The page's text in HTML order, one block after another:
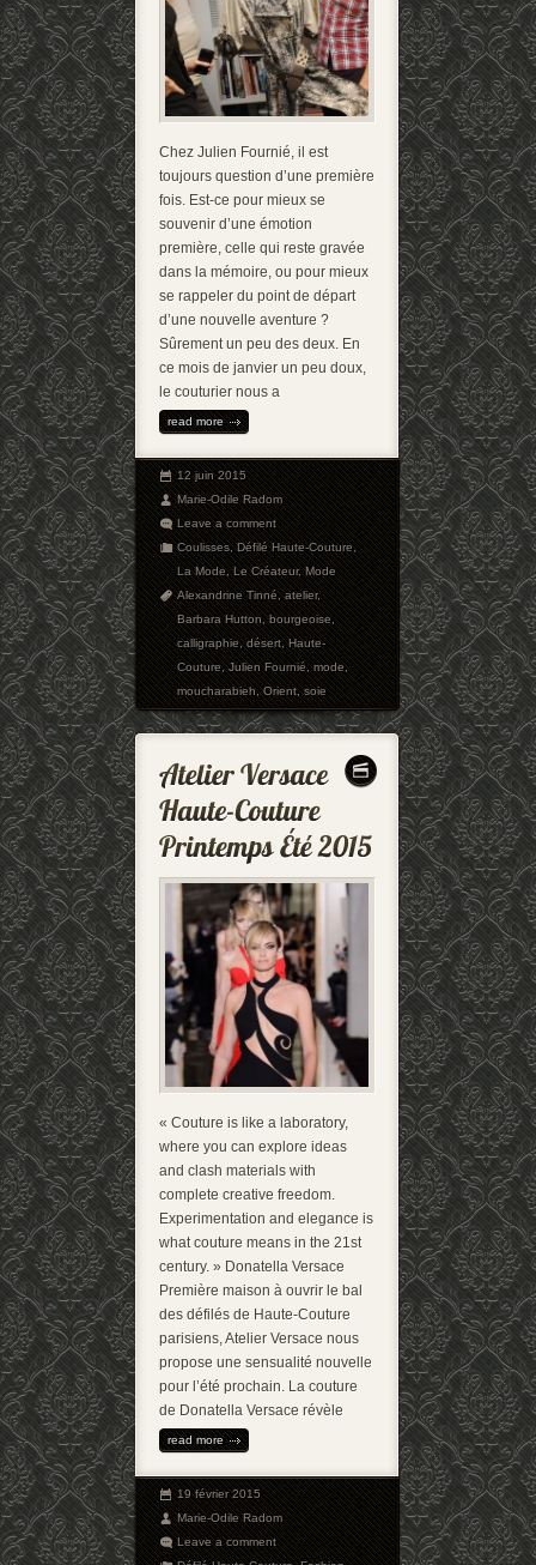
Chez Julien Fournié, il est
toujours question d’une première
fois. Est-ce pour mieux se
souvenir d’une émotion
première, celle qui reste gravée
dans la mémoire, ou pour mieux
se rappeler du point de départ
d’une nouvelle aventure ?
Sûrement un peu des deux. En
ce mois de janvier un peu doux,
le couturier nous a
read more
12 juin 2015
Marie-Odile Radom
Leave a comment
Coulisses,Défilé Haute-Couture,
La Mode,Le Créateur,Mode
Alexandrine Tinné,atelier,
Barbara Hutton,bourgeoise,
calligraphie,désert,Haute-
Couture,Julien Fournié,mode,
moucharabieh,Orient,soie
« Couture is like a laboratory,
where you can explore ideas
and clash materials with
complete creative freedom.
Experimentation and elegance is
what couture means in the 21st
century. » Donatella Versace
Première maison à ouvrir le bal
des défilés de Haute-Couture
parisiens, Atelier Versace nous
propose une sensualité nouvelle
pour l’été prochain. La couture
de Donatella Versace révèle
read more
19 février 2015
Marie-Odile Radom
Leave a comment